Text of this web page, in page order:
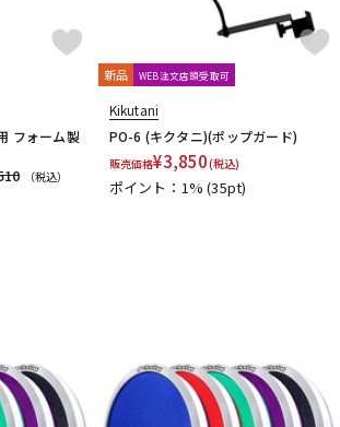
フォーム製
（税込）
新品 WEB注文店頭受取可
Kikutani
PO-6 (キクタニ)(ポップガード)
販売価格¥3,850(税込)
ポイント：1%(35pt)